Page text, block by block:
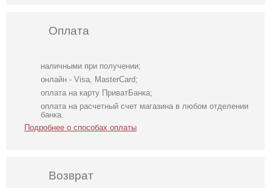
Оплата
наличными при получении;
онлайн - Visa, MasterCard;
оплата на карту ПриватБанка;
оплата на расчетный счет магазина в любом отделении
банка.
Подробнее о способах оплаты
Возврат